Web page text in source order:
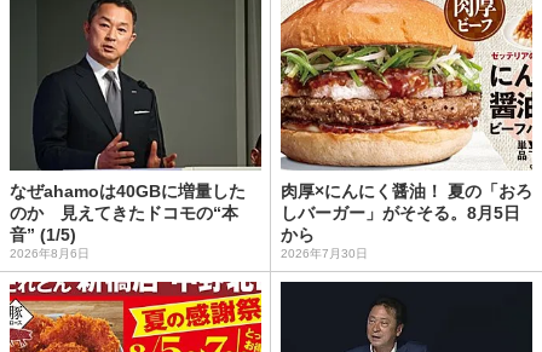
なぜahamoは40GBに増量した
のか 見えてきたドコモの“本
音” (1/5)
2026年8月6日
肉厚×にんにく醤油！ 夏の「おろ
しバーガー」がそそる。8月5日
から
2026年7月30日